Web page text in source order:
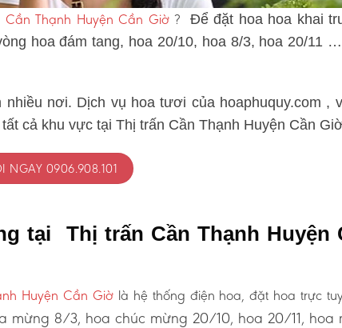
Thạnh Huyện Cần Giờ?Để đặt hoa hoa khai
hoa đám tang, hoa 20/10, hoa 8/3, hoa 20/11 …
nơi. Dịch vụ hoa tươi của hoaphuquy.com ,
cả khu vực tại Thị trấn Cần Thạnh Huyện Cần
NGAY 0906.908.101
tại Thị trấn Cần Thạnh Huyện
Huyện Cần Giờlà hệ thống điện hoa, đặt hoa trực
mừng 8/3, hoa chúc mừng 20/10, hoa 20/11, hoa